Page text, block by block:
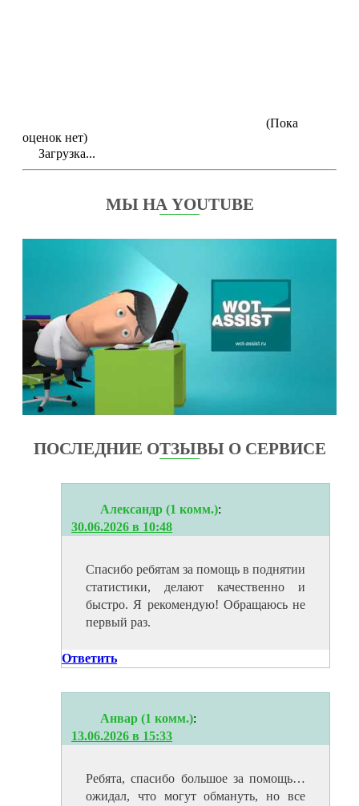
(Пока
оценок нет)
Загрузка...
МЫ НА YOUTUBE
ПОСЛЕДНИЕ ОТЗЫВЫ О СЕРВИСЕ
Александр (1 комм.):
30.06.2026 в 10:48
Спасибо ребятам за помощь в поднятии
статистики, делают качественно и
быстро. Я рекомендую! Обращаюсь не
первый раз.
Ответить
Анвар (1 комм.):
13.06.2026 в 15:33
Ребята, спасибо большое за помощь…
ожидал, что могут обмануть, но все